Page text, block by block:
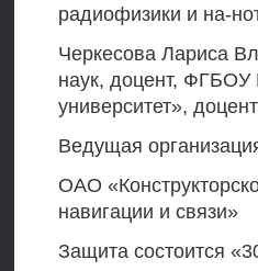
радиофизики и на-
Черкесова Лариса
наук, доцент, ФГБОУ
университет»,
Ведущая
ОАО
навигации и связи»
Защита состоится